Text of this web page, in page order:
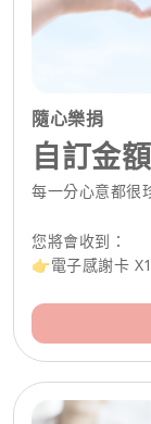
隨心樂捐
自訂金額
每一分心意都很
您將會收到：
👉電子感謝卡 X1